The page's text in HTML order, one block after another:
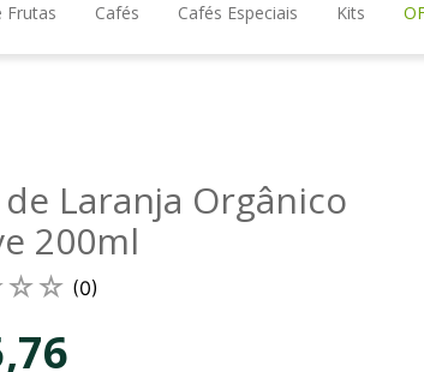
Frutas Cafés Cafés Especiais Kits
de Laranja Orgânico
200ml
☆☆ (0)
,76